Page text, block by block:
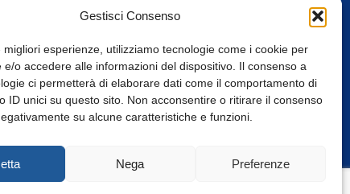
Gestisci Consenso
migliori esperienze, utilizziamo tecnologie come i cookie per
e/o accedere alle informazioni del dispositivo. Il consenso a
ci permetterà di elaborare dati come il comportamento di
ID unici su questo sito. Non acconsentire o ritirare il consenso
su alcune caratteristiche e funzioni.
Nega Preferenze